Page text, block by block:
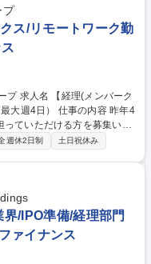
プ
ス/リモートワーク勤
ーク
の内容 昨年4
っていただける方を募集いた
クオフィス体制の強化を進め
管理（またはその補助業
監査法人、税理士との連携
クオフィス全般（法務・総
ことを期待しています◇ 募
モートワーク勤務可（最大
週休2日制 土日祝休み
界/IPO準備/経理部門
ァイナンス